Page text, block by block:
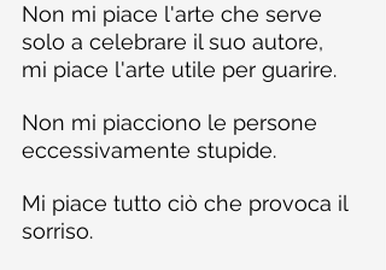
Non mi piace l'arte che serve
solo a celebrare il suo autore,
mi piace l'arte utile per guarire.
Non mi piacciono le persone
eccessivamente stupide.
Mi piace tutto ciò che provoca il
sorriso.